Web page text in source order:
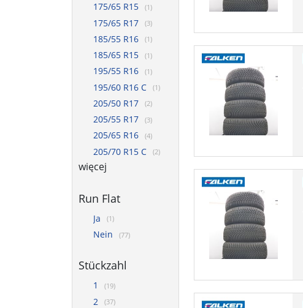
175/65 R15 (1)
175/65 R17 (3)
185/55 R16 (1)
185/65 R15 (1)
195/55 R16 (1)
195/60 R16 C (1)
205/50 R17 (2)
205/55 R17 (3)
205/65 R16 (4)
205/70 R15 C (2)
więcej
Run Flat
Ja (1)
Nein (77)
Stückzahl
1 (19)
2 (37)